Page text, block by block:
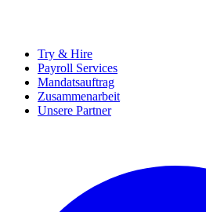
Try & Hire
Payroll Services
Mandatsauftrag
Zusammenarbeit
Unsere Partner